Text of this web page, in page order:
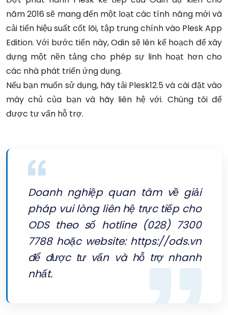
năm 2016 sẽ mang đến một loạt các tính năng mới và
cải tiến hiệu suất cốt lõi, tập trung chính vào Plesk App
Edition. Với bước tiến này, Odin sẽ lên kế hoạch để xây
dựng một nền tảng cho phép sự linh hoạt hơn cho
các nhà phát triển ứng dụng.
Nếu bạn muốn sử dụng, hãy tải Plesk12.5 và cài đặt vào
máy chủ của bạn và hãy liên hệ với. Chúng tôi để
được tư vấn hỗ trợ.
Doanh nghiệp quan tâm về giải
pháp vui lòng liên hệ trực tiếp cho
ODS theo số hotline (028) 7300
7788 hoặc website: https://ods.vn
để được tư vấn và hỗ trợ nhanh
nhất.